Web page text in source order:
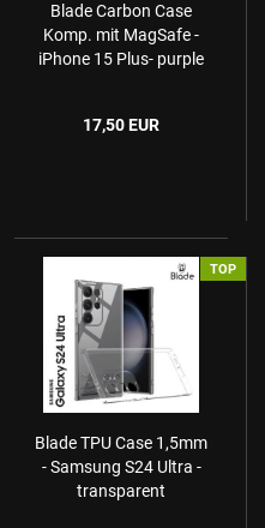
Blade Carbon Case
Komp. mit MagSafe -
iPhone 15 Plus- purple
17,50 EUR
TOP
Blade TPU Case 1,5mm
- Samsung S24 Ultra -
transparent